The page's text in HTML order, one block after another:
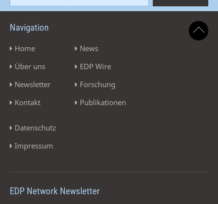
Navigation
Home
Über uns
Newsletter
Kontakt
News
EDP Wire
Forschung
Publikationen
Datenschutz
Impressum
EDP Network Newsletter